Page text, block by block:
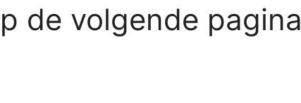
de volgende pagina